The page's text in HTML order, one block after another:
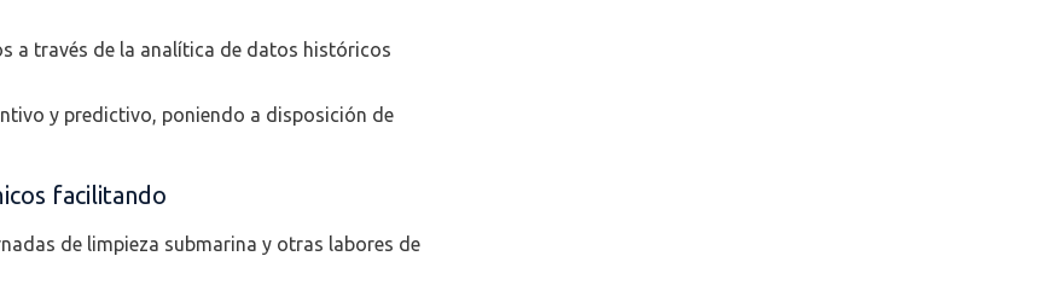
a través de la analítica de datos históricos
y predictivo, poniendo a disposición de
facilitando
de limpieza submarina y otras labores de